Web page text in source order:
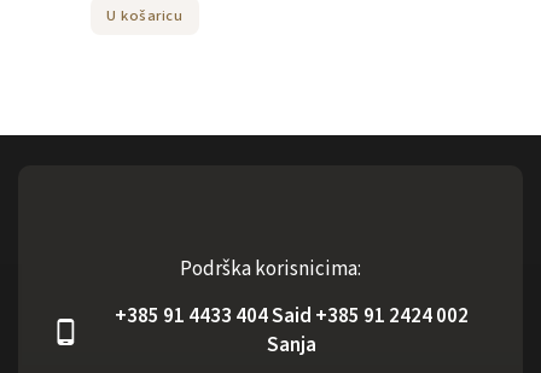
U košaricu
Podrška korisnicima:
+385 91 4433 404 Said +385 91 2424 002
Sanja